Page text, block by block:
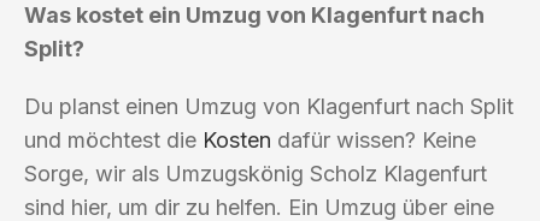
Was kostet ein Umzug von Klagenfurt nach
Split?
Du planst einen Umzug von Klagenfurt nach Split
und möchtest die Kosten dafür wissen? Keine
Sorge, wir als Umzugskönig Scholz Klagenfurt
sind hier, um dir zu helfen. Ein Umzug über eine